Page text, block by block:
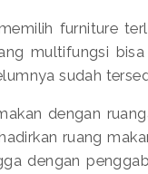
furniture
multifungsi
sudah
dengan
ruang
dengan